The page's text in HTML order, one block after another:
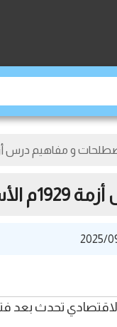
و مفاهيم درس أزمة 1929م الأسباب و المظاهر و
و النتائج
الاقتصادي تحدث